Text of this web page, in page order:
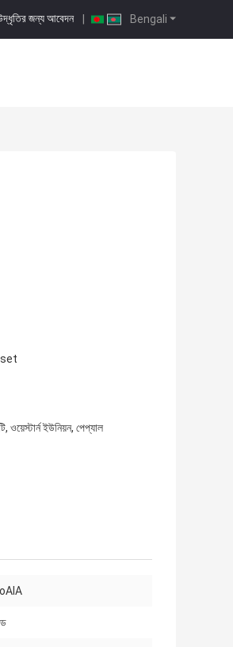
Bengali
জন্য আবেদন |
ইউনিয়ন, পেপ্যাল